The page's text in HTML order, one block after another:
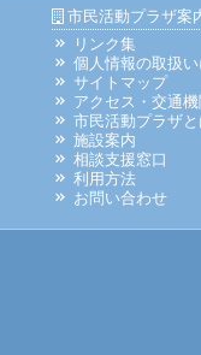
市民活動プラザ案
リンク集
個人情報の取扱
サイトマップ
アクセス・交通
市民活動プラザ
施設案内
相談支援窓口
利用方法
お問い合わせ